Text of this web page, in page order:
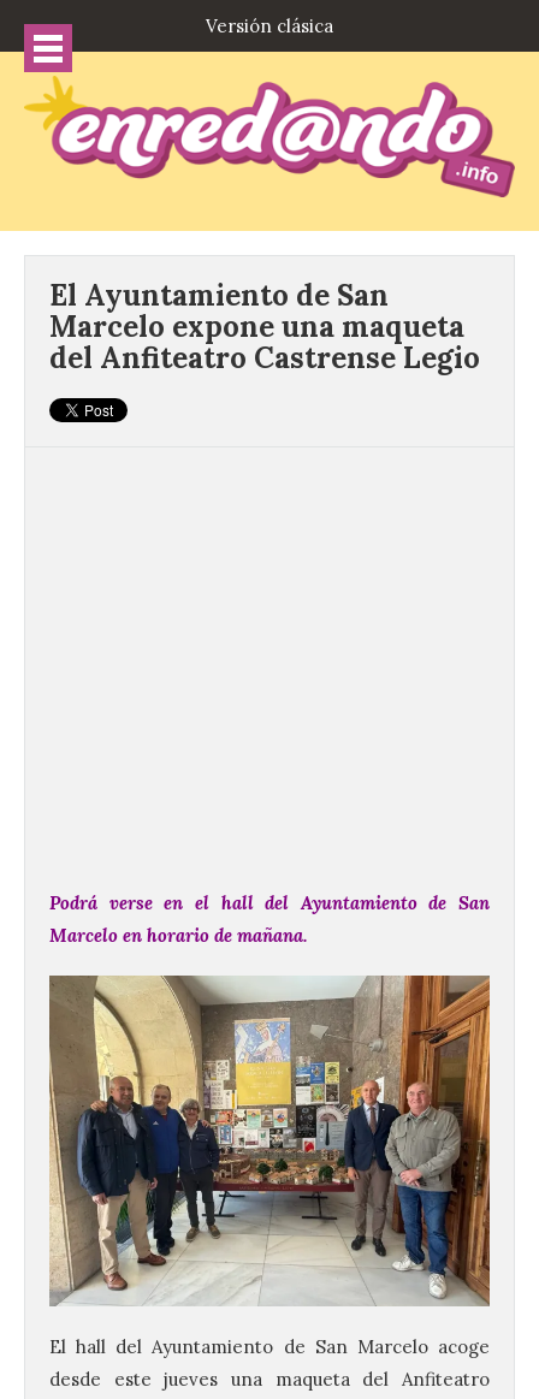
Versión clásica
El Ayuntamiento de San
Marcelo expone una maqueta
del Anfiteatro Castrense Legio
Podrá verse en el hall del Ayuntamiento de San
Marcelo en horario de mañana.
El hall del Ayuntamiento de San Marcelo acoge
desde este jueves una maqueta del Anfiteatro